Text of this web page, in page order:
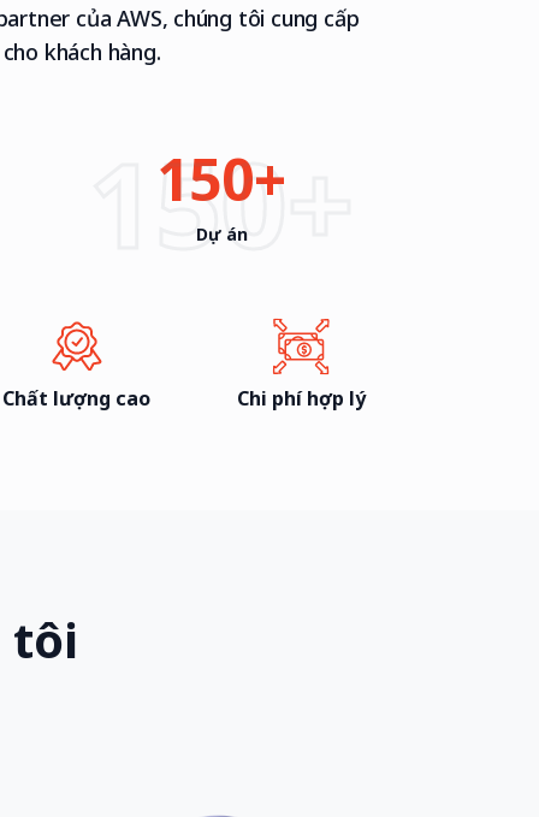
của AWS, chúng tôi cung cấp
khách hàng.
150+
Dự án
150+
Chất lượng cao Chi phí hợp lý
tôi